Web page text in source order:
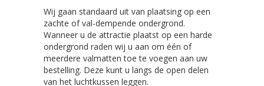
Wij gaan standaard uit van plaatsing op een
zachte of val-dempende ondergrond.
Wanneer u de attractie plaatst op een harde
ondergrond raden wij u aan om één of
meerdere valmatten toe te voegen aan uw
bestelling. Deze kunt u langs de open delen
van het luchtkussen leggen.